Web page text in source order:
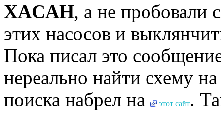
XACAH, а не пробовали
этих насосов и
Пока писал это
нереально найти схему
поиска набрел на
этот сайт.